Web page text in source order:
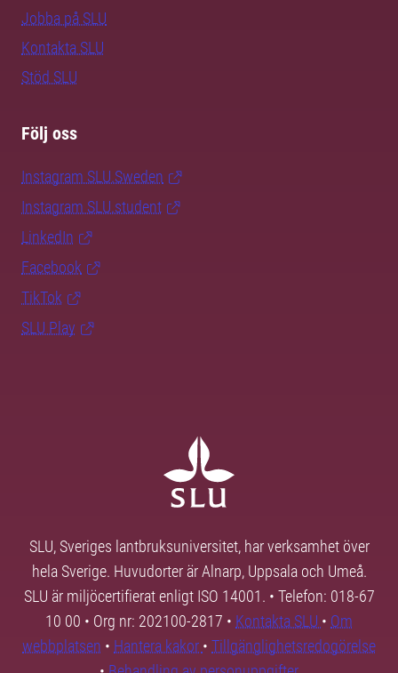
Jobba på SLU
Kontakta SLU
Stöd SLU
Följ oss
Instagram SLU.Sweden
Instagram SLU.student
LinkedIn
Facebook
TikTok
SLU Play
SLU, Sveriges lantbruksuniversitet, har verksamhet över
hela Sverige. Huvudorter är Alnarp, Uppsala och Umeå.
SLU är miljöcertifierat enligt ISO 14001. • Telefon: 018-67
10 00 • Org nr: 202100-2817 • Kontakta SLU • Om
webbplatsen • Hantera kakor • Tillgänglighetsredogörelse